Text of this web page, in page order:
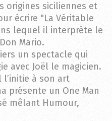
origines siciliennes et
écrire "La Véritable
lequel il interprète le
Mario.
un spectacle qui
avec Joël le magicien.
l’initie à son art
présente un One Man
mêlant Humour,